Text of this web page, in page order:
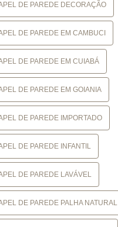
DE PAREDE DECORAÇÃO
DE PAREDE EM CAMBUCI
DE PAREDE EM CUIABÁ
DE PAREDE EM GOIANIA
DE PAREDE IMPORTADO
DE PAREDE INFANTIL
DE PAREDE LAVÁVEL
DE PAREDE PALHA NATURAL